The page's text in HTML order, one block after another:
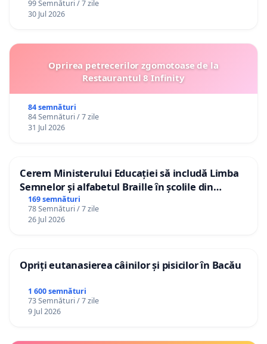
99 Semnături / 7 zile
30 Jul 2026
Oprirea petrecerilor zgomotoase de la
Restaurantul 8 Infinity
84 semnături
84 Semnături / 7 zile
31 Jul 2026
Cerem Ministerului Educației să includă Limba
Semnelor și alfabetul Braille în școlile din
Republica Moldova!
169 semnături
78 Semnături / 7 zile
26 Jul 2026
Opriți eutanasierea câinilor și pisicilor în Bacău
1 600 semnături
73 Semnături / 7 zile
9 Jul 2026